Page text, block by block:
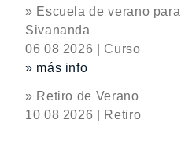
» Escuela de verano
Sivananda
06 08 2026 | Curso
» más info
» Retiro de Verano
10 08 2026 | Retiro